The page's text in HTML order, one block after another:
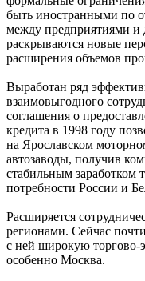
быть иностранными по
между предприятиями и
раскрываются новые
расширения объемов
Выработан ряд
взаимовыгодного
соглашения о
кредита в 1998 году
на Ярославском
автозаводы, получив
стабильным заработком
потребности России и
Расширяется
регионами. Сейчас
с ней широкую торгово-
особенно Москва.